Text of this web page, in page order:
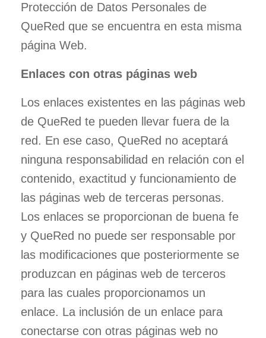
Protección de Datos Personales de
QueRed que se encuentra en esta misma
página Web.
Enlaces con otras páginas web
Los enlaces existentes en las páginas web
de QueRed te pueden llevar fuera de la
red. En ese caso, QueRed no aceptará
ninguna responsabilidad en relación con el
contenido, exactitud y funcionamiento de
las páginas web de terceras personas.
Los enlaces se proporcionan de buena fe
y QueRed no puede ser responsable por
las modificaciones que posteriormente se
produzcan en páginas web de terceros
para las cuales proporcionamos un
enlace. La inclusión de un enlace para
conectarse con otras páginas web no